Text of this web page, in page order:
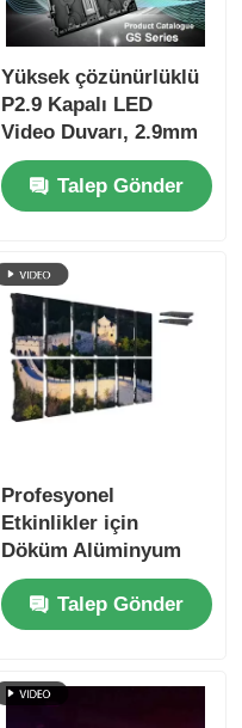
Yüksek çözünürlüklü
P2.9 Kapalı LED
Video Duvarı, 2.9mm
Piksel Pitch 3840 Hz
Yenilenme Hızı ve
4500cd/sqm Parlaklık
Talep Gönder
Profesyonel
Etkinlikler için
Döküm Alüminyum
Dolaplı 7680Hz
Yenileme Hızı IP65 Su
Geçirmez LED Video
Talep Gönder